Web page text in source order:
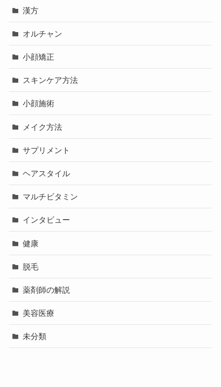
漢方
オルチャン
小顔矯正
スキンケア方法
小顔施術
メイク方法
サプリメント
ヘアスタイル
マルチビタミン
インタビュー
健康
脱毛
薬剤師の解説
美容医療
未分類